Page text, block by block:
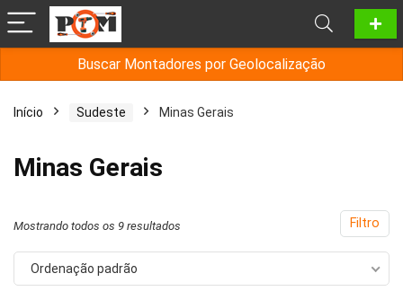
Buscar Montadores por Geolocalização
Início Sudeste Minas Gerais
Minas Gerais
Filtro
Mostrando todos os 9 resultados
Ordenação padrão